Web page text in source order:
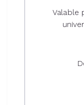
Valable